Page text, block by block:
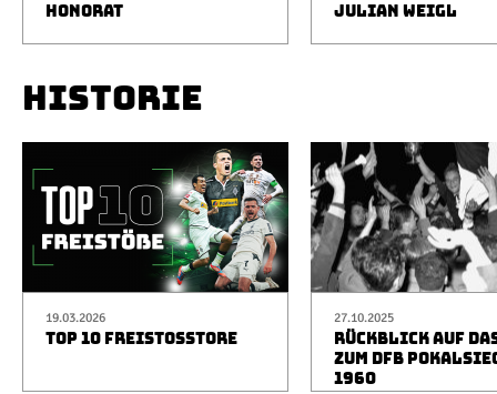
HONORAT
JULIAN WEIGL
HISTORIE
19.03.2026
TOP 10 FREISTOSSTORE
27.10.2025
RÜCKBLICK AUF
ZUM DFB
1960